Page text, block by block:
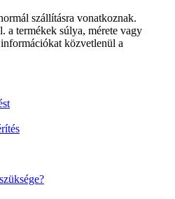
szállításra vonatkoznak.
a termékek súlya, mérete vagy
közvetlenül a